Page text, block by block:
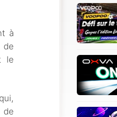
à
le
de